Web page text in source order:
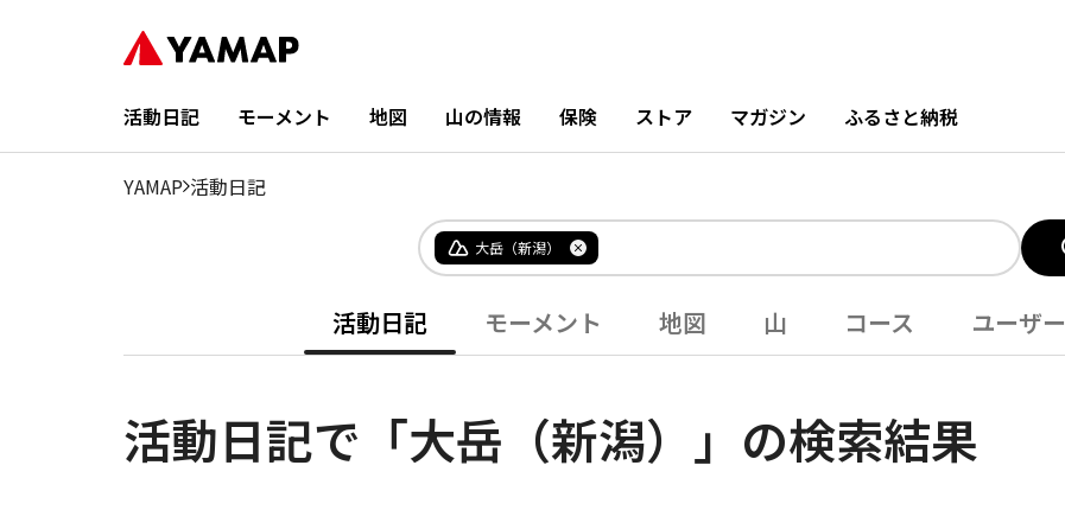
活動日記 モーメント 地図 山の情報 保険 ストア マガジン ふるさと納税
YAMAP 活動日記
大岳（新潟）
活動日記 モーメント 地図 山 コース ユーザー
活動日記で「大岳（新潟）」の検索結果